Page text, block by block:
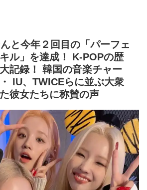
と今年２回目の「パーフェ
ル」を達成！ K-POPの歴
記録！ 韓国の音楽チャー
IU、TWICEらに並ぶ大衆
彼女たちに称賛の声